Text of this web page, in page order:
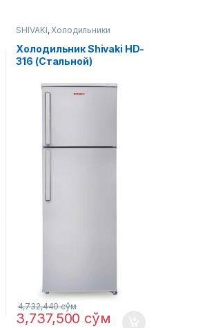
SHIVAKI, Холодильники
Холодильник Shivaki HD-
316 (Стальной)
3,737,500 сўм
4,732,440сўм